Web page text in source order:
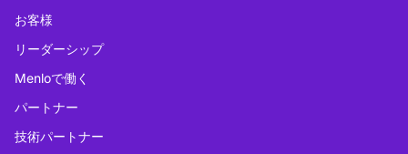
お客様
リーダーシップ
Menloで働く
パートナー
技術パートナー